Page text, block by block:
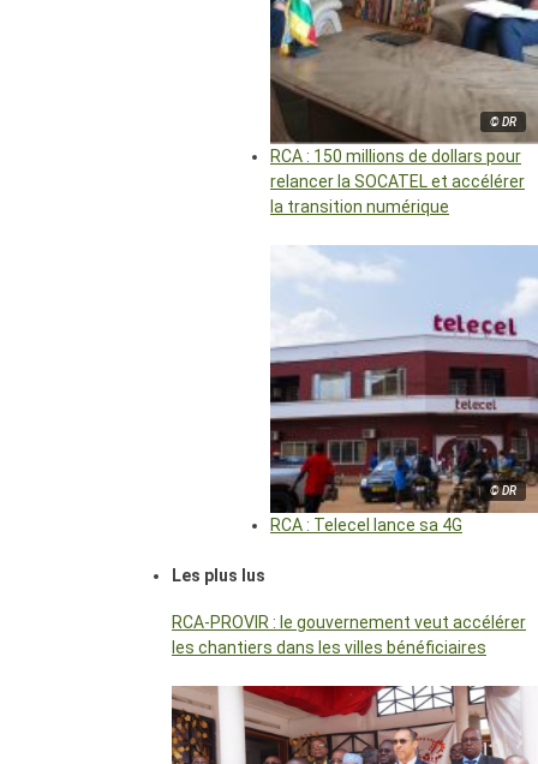
© DR
RCA : 150 millions de dollars pour
relancer la SOCATEL et accélérer
la transition numérique
© DR
RCA : Telecel lance sa 4G
Les plus lus
RCA-PROVIR : le gouvernement veut accélérer
les chantiers dans les villes bénéficiaires